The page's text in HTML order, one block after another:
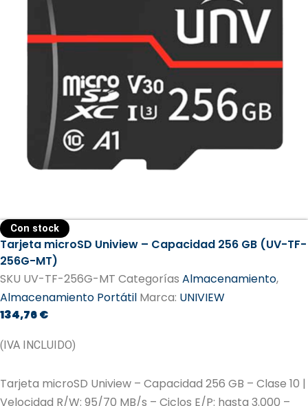
Con stock
Tarjeta microSD Uniview – Capacidad 256 GB (UV-TF-
256G-MT)
SKU UV-TF-256G-MT Categorías Almacenamiento,
Almacenamiento Portátil Marca: UNIVIEW
134,76€
(IVA INCLUIDO)
Tarjeta microSD Uniview – Capacidad 256 GB – Clase 10 |
Velocidad R/W: 95/70 MB/s – Ciclos E/P: hasta 3.000 –